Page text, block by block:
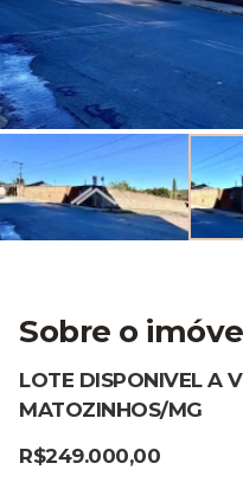
Sobre o
LOTE DISPONIVEL A
MATOZINHOS/MG
R$249.000,00